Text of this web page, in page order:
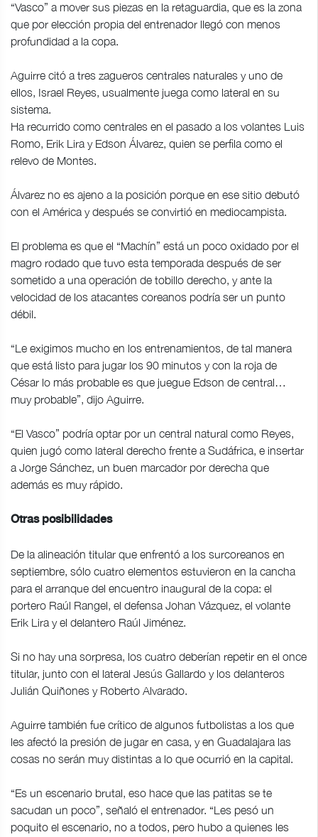
“Vasco” a mover sus piezas en la retaguardia, que es la zona
que por elección propia del entrenador llegó con menos
profundidad a la copa.
Aguirre citó a tres zagueros centrales naturales y uno de
ellos, Israel Reyes, usualmente juega como lateral en su
sistema.
Ha recurrido como centrales en el pasado a los volantes Luis
Romo, Erik Lira y Edson Álvarez, quien se perfila como el
relevo de Montes.
Álvarez no es ajeno a la posición porque en ese sitio debutó
con el América y después se convirtió en mediocampista.
El problema es que el “Machín” está un poco oxidado por el
magro rodado que tuvo esta temporada después de ser
sometido a una operación de tobillo derecho, y ante la
velocidad de los atacantes coreanos podría ser un punto
débil.
“Le exigimos mucho en los entrenamientos, de tal manera
que está listo para jugar los 90 minutos y con la roja de
César lo más probable es que juegue Edson de central…
muy probable”, dijo Aguirre.
“El Vasco” podría optar por un central natural como Reyes,
quien jugó como lateral derecho frente a Sudáfrica, e insertar
a Jorge Sánchez, un buen marcador por derecha que
además es muy rápido.
Otras posibilidades
De la alineación titular que enfrentó a los surcoreanos en
septiembre, sólo cuatro elementos estuvieron en la cancha
para el arranque del encuentro inaugural de la copa: el
portero Raúl Rangel, el defensa Johan Vázquez, el volante
Erik Lira y el delantero Raúl Jiménez.
Si no hay una sorpresa, los cuatro deberían repetir en el once
titular, junto con el lateral Jesús Gallardo y los delanteros
Julián Quiñones y Roberto Alvarado.
Aguirre también fue crítico de algunos futbolistas a los que
les afectó la presión de jugar en casa, y en Guadalajara las
cosas no serán muy distintas a lo que ocurrió en la capital.
“Es un escenario brutal, eso hace que las patitas se te
sacudan un poco”, señaló el entrenador. “Les pesó un
poquito el escenario, no a todos, pero hubo a quienes les